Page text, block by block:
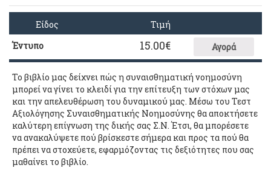
Είδος
Τιμή
Έντυπο
15.00€ Αγορά
Το βιβλίο μας δείχνει πώς η συναισθηματική νοημοσύνη
μπορεί να γίνει το κλειδί για την επίτευξη των στόχων μας
και την απελευθέρωση του δυναμικού μας. Μέσω του Τεστ
Αξιολόγησης Συναισθηματικής Νοημοσύνης θα αποκτήσετε
καλύτερη επίγνωση της δικής σας Σ.Ν. Έτσι, θα μπορέσετε
να ανακαλύψετε πού βρίσκεστε σήμερα και προς τα πού θα
πρέπει να στοχεύετε, εφαρμόζοντας τις δεξιότητες που σας
μαθαίνει το βιβλίο.